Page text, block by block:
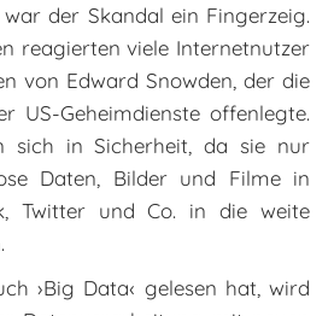
der Skandal ein Fingerzeig.
reagierten viele Internetnutzer
von Edward Snowden, der die
US-Geheimdienste offenlegte.
sich in Sicherheit, da sie nur
Daten, Bilder und Filme in
Twitter und Co. in die weite
›Big Data‹ gelesen hat, wird